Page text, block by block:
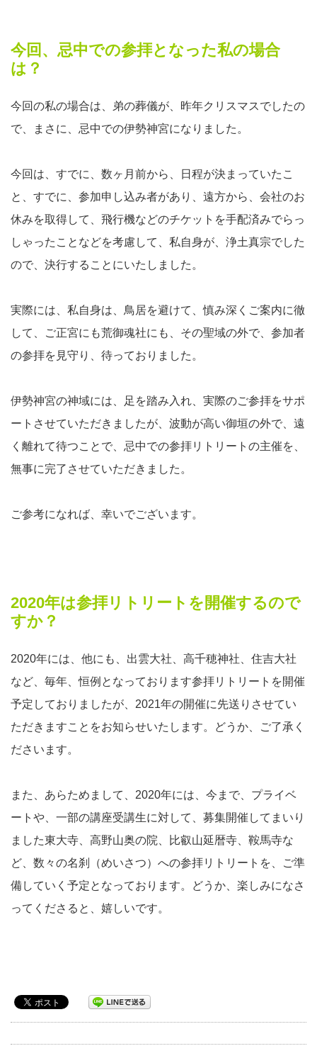
今回、忌中での参拝となった私の場合
は？
今回の私の場合は、弟の葬儀が、昨年クリスマスでしたの
で、まさに、忌中での伊勢神宮になりました。
今回は、すでに、数ヶ月前から、日程が決まっていたこ
と、すでに、参加申し込み者があり、遠方から、会社のお
休みを取得して、飛行機などのチケットを手配済みでらっ
しゃったことなどを考慮して、私自身が、浄土真宗でした
ので、決行することにいたしました。
実際には、私自身は、鳥居を避けて、慎み深くご案内に徹
して、ご正宮にも荒御魂社にも、その聖域の外で、参加者
の参拝を見守り、待っておりました。
伊勢神宮の神域には、足を踏み入れ、実際のご参拝をサポ
ートさせていただきましたが、波動が高い御垣の外で、遠
く離れて待つことで、忌中での参拝リトリートの主催を、
無事に完了させていただきました。
ご参考になれば、幸いでございます。
2020年は参拝リトリートを開催するので
すか？
2020年には、他にも、出雲大社、高千穂神社、住吉大社
など、毎年、恒例となっております参拝リトリートを開催
予定しておりましたが、2021年の開催に先送りさせてい
ただきますことをお知らせいたします。どうか、ご了承く
ださいます。
また、あらためまして、2020年には、今まで、プライベ
ートや、一部の講座受講生に対して、募集開催してまいり
ました東大寺、高野山奥の院、比叡山延暦寺、鞍馬寺な
ど、数々の名刹（めいさつ）への参拝リトリートを、ご準
備していく予定となっております。どうか、楽しみになさ
ってくださると、嬉しいです。